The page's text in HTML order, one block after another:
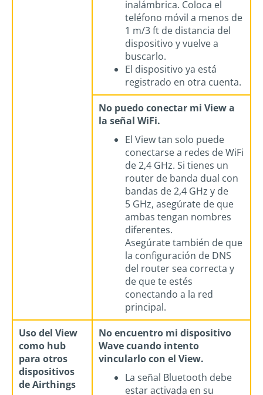
inalámbrica. Coloca el
teléfono móvil a menos de
1 m/3 ft de distancia del
dispositivo y vuelve a
buscarlo.
El dispositivo ya está
registrado en otra cuenta.
No puedo conectar mi View a
la señal WiFi.
El View tan solo puede
conectarse a redes de WiFi
de 2,4 GHz. Si tienes un
router de banda dual con
bandas de 2,4 GHz y de
5 GHz, asegúrate de que
ambas tengan nombres
diferentes.
Asegúrate también de que
la configuración de DNS
del router sea correcta y
de que te estés
conectando a la red
principal.
Uso del View
como hub
para otros
dispositivos
de Airthings
No encuentro mi dispositivo
Wave cuando intento
vincularlo con el View.
La señal Bluetooth debe
estar activada en su